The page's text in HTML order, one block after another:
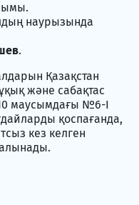
наурызында
.
Қазақстан
және сабақтас
маусымдағы №6-I
қоспағанда,
кез келген